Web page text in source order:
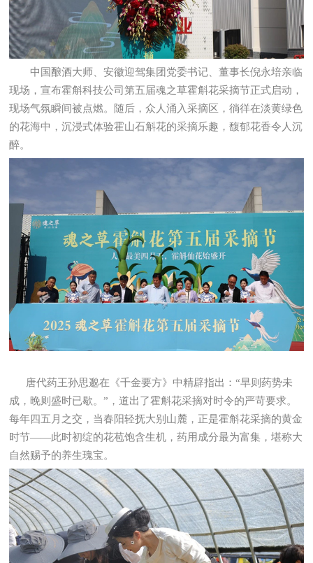
中国酿酒大师、安徽迎驾集团党委书记、董事长倪永培亲临
现场，宣布霍斛科技公司第五届魂之草霍斛花采摘节正式启动，
现场气氛瞬间被点燃。随后，众人涌入采摘区，徜徉在淡黄绿色
的花海中，沉浸式体验霍山石斛花的采摘乐趣，馥郁花香令人沉
醉。
唐代药王孙思邈在《千金要方》中精辟指出：“早则药势未
成，晚则盛时已歇。”，道出了霍斛花采摘对时令的严苛要求。
每年四五月之交，当春阳轻抚大别山麓，正是霍斛花采摘的黄金
时节——此时初绽的花苞饱含生机，药用成分最为富集，堪称大
自然赐予的养生瑰宝。